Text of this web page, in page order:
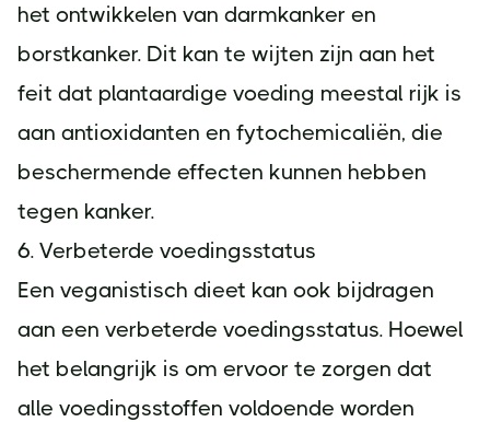
het ontwikkelen van darmkanker en
borstkanker. Dit kan te wijten zijn aan het
feit dat plantaardige voeding meestal rijk is
aan antioxidanten en fytochemicaliën, die
beschermende effecten kunnen hebben
tegen kanker.
6. Verbeterde voedingsstatus
Een veganistisch dieet kan ook bijdragen
aan een verbeterde voedingsstatus. Hoewel
het belangrijk is om ervoor te zorgen dat
alle voedingsstoffen voldoende worden